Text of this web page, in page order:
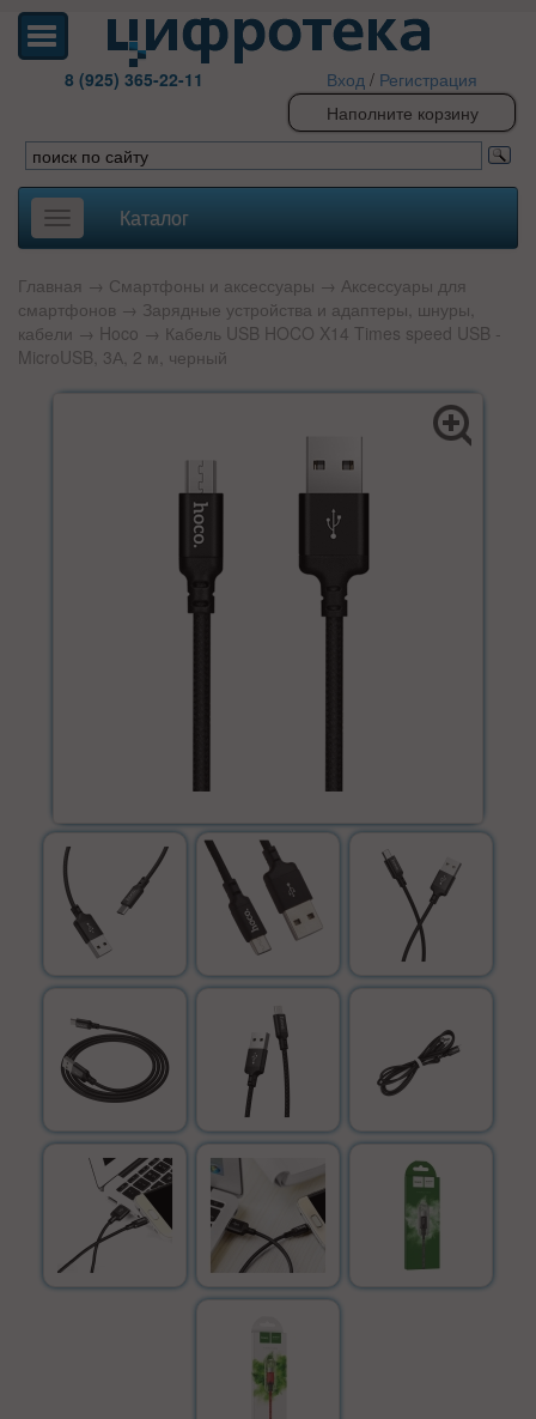
8 (925) 365-22-11 Вход / Регистрация
Наполните корзину
Toggle
navigation
Каталог
Главная → Смартфоны и аксессуары → Аксессуары для
смартфонов → Зарядные устройства и адаптеры, шнуры,
кабели → Hoco → Кабель USB HOCO X14 Times speed USB -
MicroUSB, 3А, 2 м, черный